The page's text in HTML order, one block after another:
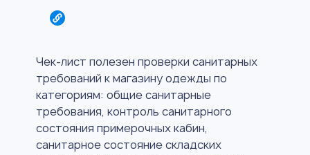
Чек-лист полезен проверки санитарных
требований к магазину одежды по
категориям: общие санитарные
требования, контроль санитарного
состояния примерочных кабин,
санитарное состояние складских